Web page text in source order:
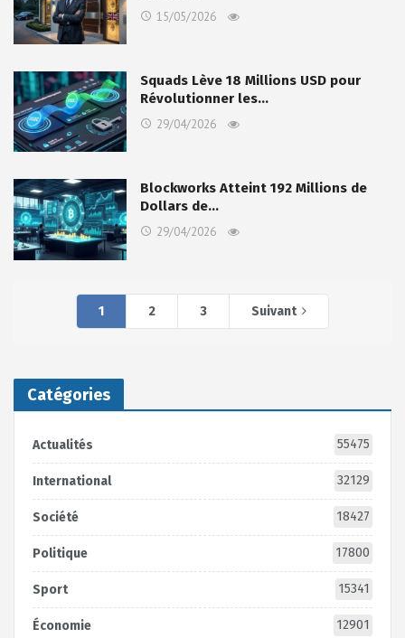
15/05/2026
Squads Lève 18 Millions USD pour
Révolutionner les…
29/04/2026
Blockworks Atteint 192 Millions de
Dollars de…
29/04/2026
1 2 3 Suivant
Catégories
Actualités 55475
International 32129
Société 18427
Politique 17800
Sport 15341
Économie 12901